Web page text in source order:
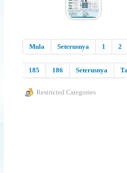
Mula Seterusnya 1 2
185
186 Seterusnya
Restricted Categories